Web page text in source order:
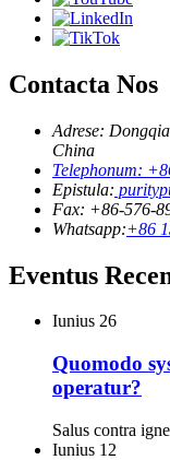
Contacta Nos
Adrese:
China
Telephonum:
Epistula:
Fax: +86-576-
Whatsapp:+86
Eventus
Iunius 26
Quomodo
operatur?
Salus contra
Iunius 12